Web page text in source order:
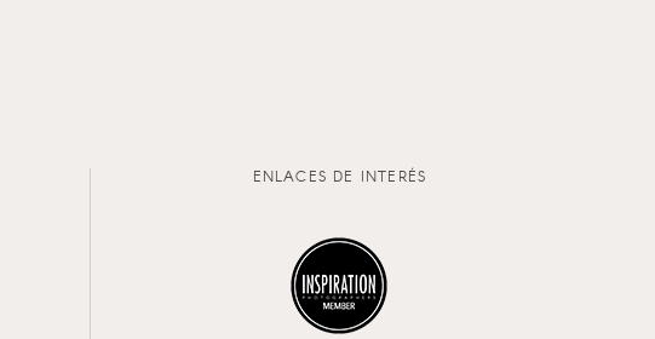
ENLACES DE INTERÉS